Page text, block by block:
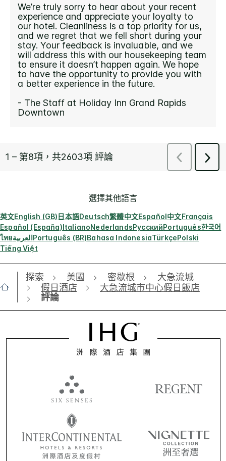
選擇其他語言
英文English (GB)日本語Deutsch繁體中文Español中文Français
Español (España)ItalianoNederlandsРусскийPortuguês한국어
ไทยالعربيةPortuguês (BR)Bahasa IndonesiaTürkçePolski
Tiếng Việt
探索 美國 密歇根
大急流城
假日酒店
大急流城市中心假日飯店
評論